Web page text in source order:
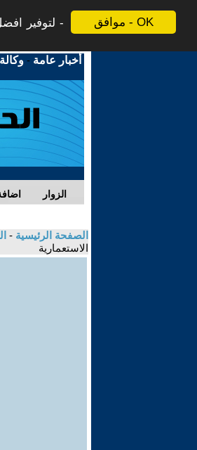
موافق - OK
لتوفير
أخبار عامة -
الزوار
الصفحة الرئيسية -
الاستعمارية